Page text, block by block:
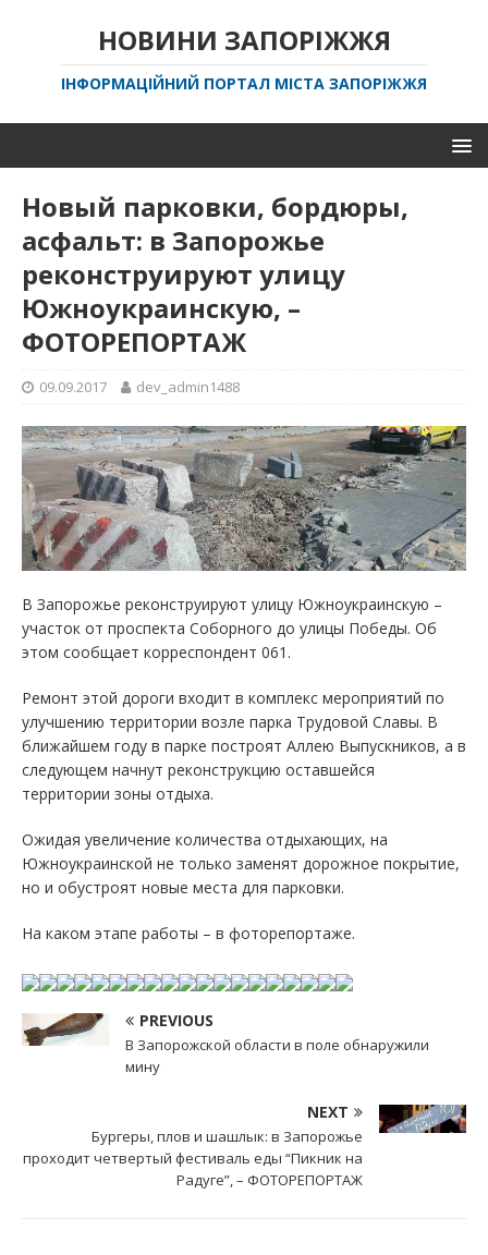
НОВИНИ ЗАПОРІЖЖЯ
ІНФОРМАЦІЙНИЙ ПОРТАЛ МІСТА ЗАПОРІЖЖЯ
Новый парковки, бордюры,
асфальт: в Запорожье
реконструируют улицу
Южноукраинскую, –
ФОТОРЕПОРТАЖ
09.09.2017 dev_admin1488
В Запорожье реконструируют улицу Южноукраинскую –
участок от проспекта Соборного до улицы Победы. Об
этом сообщает корреспондент 061.
Ремонт этой дороги входит в комплекс мероприятий по
улучшению территории возле парка Трудовой Славы. В
ближайшем году в парке построят Аллею Выпускников, а в
следующем начнут реконструкцию оставшейся
территории зоны отдыха.
Ожидая увеличение количества отдыхающих, на
Южноукраинской не только заменят дорожное покрытие,
но и обустроят новые места для парковки.
На каком этапе работы – в фоторепортаже.
PREVIOUS
В Запорожской области в поле обнаружили
мину
NEXT
Бургеры, плов и шашлык: в Запорожье
проходит четвертый фестиваль еды “Пикник на
Радуге”, – ФОТОРЕПОРТАЖ